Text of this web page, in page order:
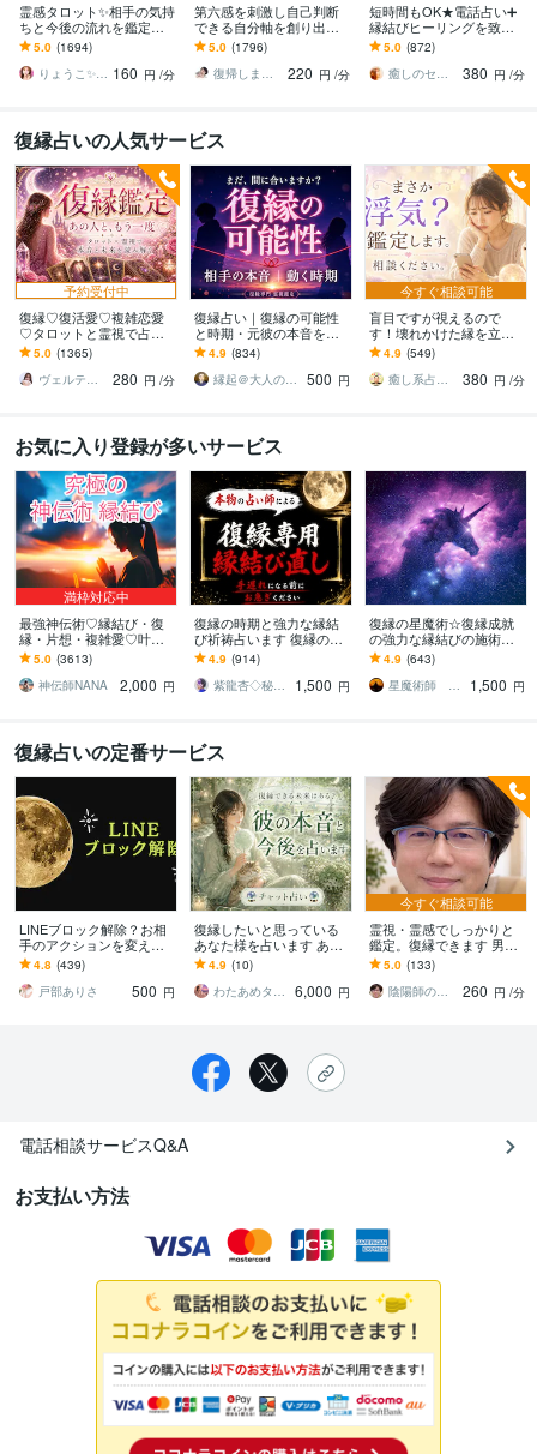
霊感タロット✨相手の気持
ちと今後の流れを鑑定し
ます 累計4400件✨リピー
ト多数♡不倫・復縁・恋
愛｜心理サポート
5.0 (1694)
りょうこ✨心を癒し現実を動かすセラピスト 160 円 /分
第六感を刺激し自己判断
できる自分軸を創り出し
ます ❤️相手の気持ち、複
雑恋愛、復縁、結婚、未
来を占います
5.0 (1796)
復帰しました♪天野 礼渚 あまのあきな
220 円 /分
短時間もOK★電話占い➕
縁結びヒーリングを致し
ます 霊感☆タロット☆占
星術☆縁結びヒーリング
の嬉しいセット♡
5.0 (872)
癒しのセラピーサロン☪️セレイ
380 円 /分
復縁占いの人気サービス
予約受付中
復縁♡復活愛♡複雑恋愛
♡タロットと霊視で占い
ます お相手の深層心理を
読み解き、望む未来への
最短ルートを導きます
5.0 (1365)
ヴェルティーナ
280 円 /分
復縁占い｜復縁の可能性
と時期・元彼の本音を視
ます 音信不通・ブロック
中でも、本音とご縁を視
て復縁成就へ導きます
4.9 (834)
縁起＠大人の恋愛占い師
500 円
今すぐ相談可能
盲目ですが視えるので
す！壊れかけた縁を立て
直します あなたのご縁は
まだ終わりません！再び
つながる道をお伝えしま
4.9 (549)
癒し系占い師 まるタロー
380 円 /分
お気に入り登録が多いサービス
満枠対応中
最強神伝術♡縁結び・復
縁・片想・複雑愛♡叶え
ます 片想い・復縁・結
婚・金運等、様々なご縁
を結び幸せへと導きます
5.0 (3613)
神伝師NANA
2,000 円
復縁の時期と強力な縁結
び祈祷占います 復縁の時
期を霊視し、早めるアド
バイス、強力な縁結び祈
祷。
4.9 (914)
紫龍杏◇秘伝の縁結び祈祷師
1,500 円
復縁の星魔術☆復縁成就
の強力な縁結びの施術を
します 【依頼500件以
上】守護星が復縁を成就
させます。
4.9 (643)
星魔術師 希空（ノア）
1,500 円
復縁占いの定番サービス
LINEブロック解除？お相
手のアクションを変えま
す 辛い恋もうやめません
か？！あなたの気持ちを
癒します
4.8 (439)
戸部ありさ
500 円
復縁したいと思っている
あなた様を占います あな
た様に寄り添った占いを
心掛けています。
4.9 (10)
わたあめタロット占い
6,000 円
今すぐ相談可能
霊視・霊感でしっかりと
鑑定。復縁できます 男性
心理をズバリと解説しま
す。目から鱗の鑑定をお
試し下さい。
5.0 (133)
陰陽師の子孫 サトル
260 円 /分
電話相談サービスQ&A
お支払い方法